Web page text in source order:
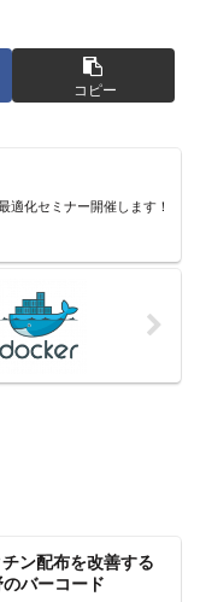
コピー
適化セミナー開催します！
ン配布を改善する
バーコード